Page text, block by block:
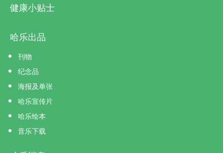
健康小贴士
哈乐出品
刊物
纪念品
海报及单张
哈乐宣传片
哈乐绘本
音乐下载